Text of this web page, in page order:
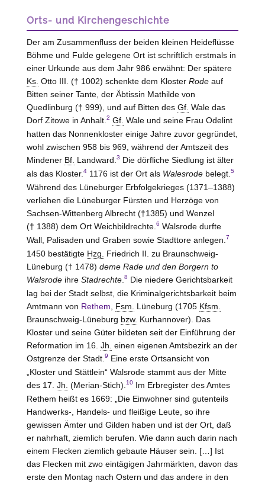
Orts- und Kirchengeschichte
Der am Zusammenfluss der beiden kleinen Heideflüsse
Böhme und Fulde gelegene Ort ist schriftlich erstmals in
einer Urkunde aus dem Jahr 986 erwähnt: Der spätere
Ks. Otto III. († 1002) schenkte dem Kloster Rode auf
Bitten seiner Tante, der Äbtissin Mathilde von
Quedlinburg († 999), und auf Bitten des Gf. Wale das
Dorf Zitowe in Anhalt. 2 Gf. Wale und seine Frau Odelint
hatten das Nonnenkloster einige Jahre zuvor gegründet,
wohl zwischen 958 bis 969, während der Amtszeit des
Mindener Bf. Landward. 3 Die dörfliche Siedlung ist älter
als das Kloster. 41176 ist der Ort als Walesrodebelegt. 5
Während des Lüneburger Erbfolgekrieges (1371–1388)
verliehen die Lüneburger Fürsten und Herzöge von
Sachsen-Wittenberg Albrecht (†1385) und Wenzel
(† 1388) dem Ort Weichbildrechte. 6 Walsrode durfte
Wall, Palisaden und Graben sowie Stadttore anlegen. 7
1450 bestätigte Hzg. Friedrich II. zu Braunschweig-
Lüneburg († 1478) deme Rade und den Borgern to
Walsrodeihre Stadrechte. 8 Die niedere Gerichtsbarkeit
lag bei der Stadt selbst, die Kriminalgerichtsbarkeit beim
Amtmann von Rethem Fsm. Lüneburg (1705 Kfsm.
Braunschweig-Lüneburg bzw. Kurhannover). Das
Kloster und seine Güter bildeten seit der Einführung der
Reformation im 16. Jh. einen eigenen Amtsbezirk an der
Ostgrenze der Stadt. 9 Eine erste Ortsansicht von
„Kloster und Stättlein“ Walsrode stammt aus der Mitte
des 17. Jh. (Merian-Stich). 10Im Erbregister des Amtes
Rethem heißt es 1669: „Die Einwohner sind gutenteils
Handwerks-, Handels- und fleißige Leute, so ihre
gewissen Ämter und Gilden haben und ist der Ort, daß
er nahrhaft, ziemlich berufen. Wie dann auch darin nach
einem Flecken ziemlich gebaute Häuser sein. […] Ist
das Flecken mit zwo eintägigen Jahrmärkten, davon das
erste den Montag nach Ostern und das andere in den